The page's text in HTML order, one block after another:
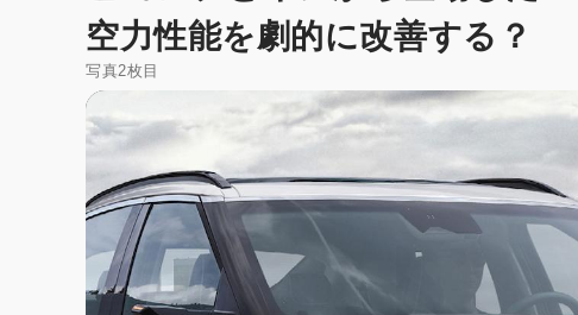
空力性能を劇的に改善する？
写真2枚目